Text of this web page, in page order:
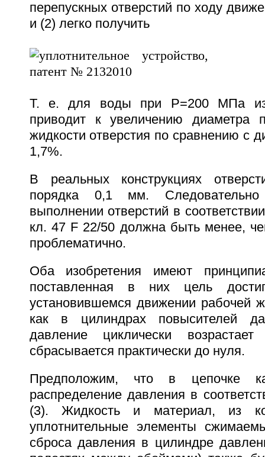
перепускных отверстий по ходу
и (2) легко получить
Т. е. для воды при P=200 МПа
приводит к увеличению диаметра
жидкости отверстия по сравнению с
1,7%.
В реальных конструкциях
порядка 0,1 мм. Следовательно
выполнении отверстий в
кл. 47 F 22/50 должна быть менее,
проблематично.
Оба изобретения имеют
поставленная в них цель
установившемся движении рабочей
как в цилиндрах повысителей
давление циклически
сбрасывается практически до нуля.
Предположим, что в цепочке
распределение давления в
(3). Жидкость и материал, из
уплотнительные элементы
сброса давления в цилиндре